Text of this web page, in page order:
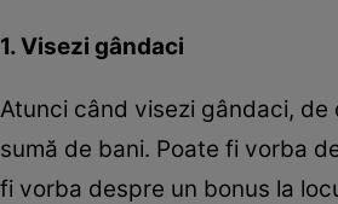
1. Visezi gândaci
Atunci când visezi gândaci,
sumă de bani. Poate fi vorba
fi vorba despre un bonus la